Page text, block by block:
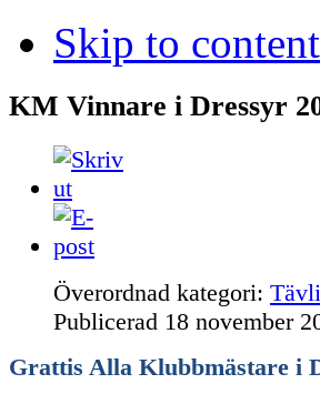
Skip to content
KM Vinnare i Dressyr
Överordnad kategori:
Publicerad 18 november
Grattis Alla Klubbmästare i